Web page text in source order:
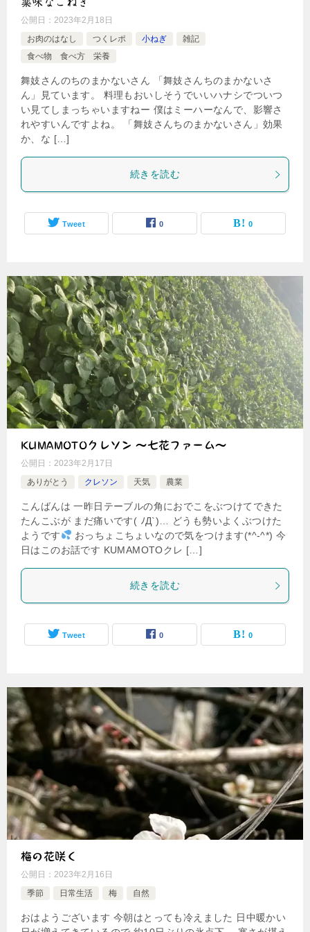
公開日： 2023年2月18日
お肉のはなし
つくレポ 小ねぎ
雑記
食べ物 食べ方 栄養
舞妓さんのちのまかないさん 「舞妓さんちのまかないさ
ん」見ています。 料理もおいしそうでいいハナシでついつ
い見てしまっちゃいますねー 僕はミーハーなんで、影響さ
れやすいんですよね。 「舞妓さんちのまかないさん」効果
か、な […]
続きを読む
Tweet 0 0
KUMAMOTOクレソン ～七花ファーム～
公開日： 2023年2月17日
ありがとう
クレソン 天気 農業
こんばんは 一昨日テーブルの角におでこをぶつけてできた
たんこぶが まだ痛いです( ﾉД`)… どうも勢いよくぶつけた
ようです
おっちょこちょいなので気をつけます(*^-^*) 今
日はこのお話です KUMAMOTOクレ […]
続きを読む
Tweet 0 0
梅の花咲く
公開日： 2023年2月16日
季節
日常生活 梅 自然
おはようございます 今朝はとっても冷えました 日中暖かい